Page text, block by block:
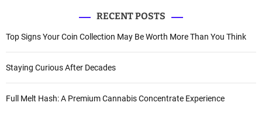
RECENT POSTS
Top Signs Your Coin Collection May Be Worth More Than You Think
Staying Curious After Decades
Full Melt Hash: A Premium Cannabis Concentrate Experience